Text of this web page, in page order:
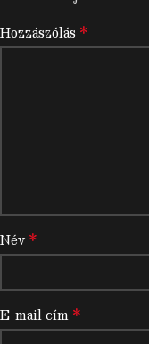
Hozzászólás *
Név *
E-mail cím *